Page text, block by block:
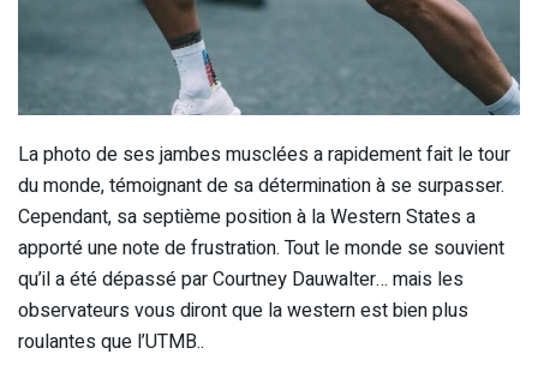
La photo de ses jambes musclées a rapidement fait le tour
du monde, témoignant de sa détermination à se surpasser.
Cependant, sa septième position à la Western States a
apporté une note de frustration. Tout le monde se souvient
qu’il a été dépassé par Courtney Dauwalter… mais les
observateurs vous diront que la western est bien plus
roulantes que l’UTMB..